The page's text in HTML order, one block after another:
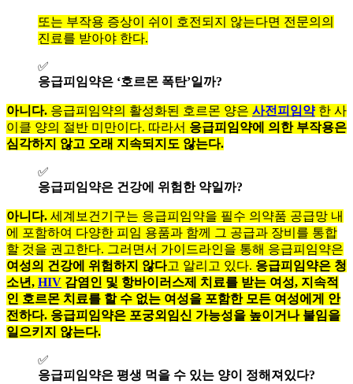
또는 부작용 증상이 쉬이 호전되지 않는다면 전문의의
진료를 받아야 한다.
✅
응급피임약은 ‘호르몬 폭탄’일까?
아니다. 응급피임약의 활성화된 호르몬 양은 사전피임약 한 사
이클 양의 절반 미만이다. 따라서 응급피임약에 의한 부작용은
심각하지 않고 오래 지속되지도 않는다.
✅
응급피임약은 건강에 위험한 약일까?
아니다. 세계보건기구는 응급피임약을 필수 의약품 공급망 내
에 포함하여 다양한 피임 용품과 함께 그 공급과 장비를 통합
할 것을 권고한다. 그러면서 가이드라인을 통해 응급피임약은
여성의 건강에 위험하지 않다고 알리고 있다. 응급피임약은 청
소년, HIV 감염인 및 항바이러스제 치료를 받는 여성, 지속적
인 호르몬 치료를 할 수 없는 여성을 포함한 모든 여성에게 안
전하다. 응급피임약은 포궁외임신 가능성을 높이거나 불임을
일으키지 않는다.
✅
응급피임약은 평생 먹을 수 있는 양이 정해져있다?